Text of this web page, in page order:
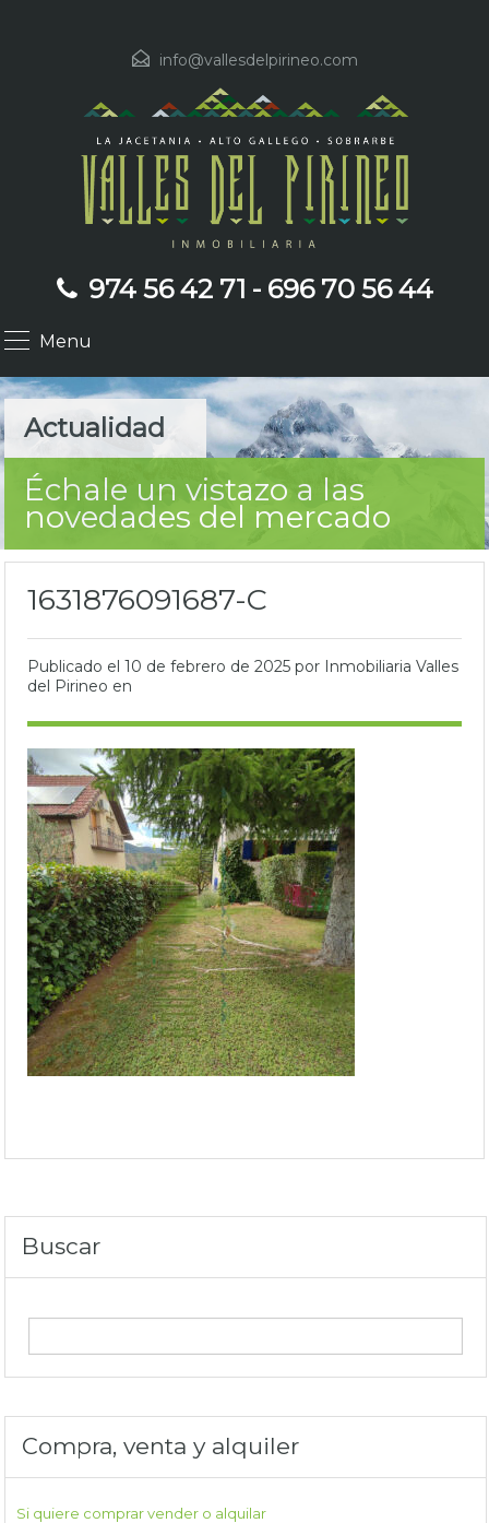
info@vallesdelpirineo.com
Menu
974 56 42 71 - 696 70 56 44
Actualidad
Échale un vistazo a las
novedades del mercado
1631876091687-C
Publicado el 10 de febrero de 2025 por Inmobiliaria Valles
del Pirineo en
Buscar
Compra, venta y alquiler
Si quiere comprar vender o alquilar